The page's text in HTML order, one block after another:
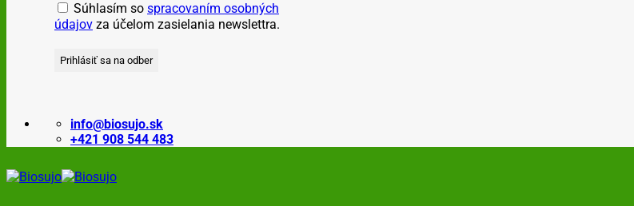
Súhlasím so spracovaním osobných
údajov za účelom zasielania newslettra.
info@biosujo.sk
+421 908 544 483